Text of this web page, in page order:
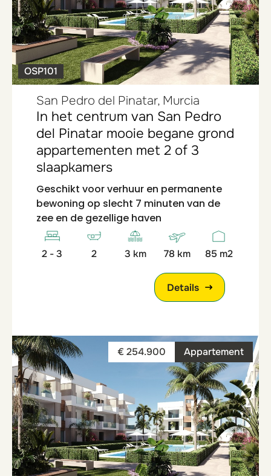
OSP101
San Pedro del Pinatar, Murcia
In het centrum van San Pedro
del Pinatar mooie begane grond
appartementen met 2 of 3
slaapkamers
Geschikt voor verhuur en permanente
bewoning op slecht 7 minuten van de
zee en de gezellige haven
2 - 3 2 3 km 78 km 85 m2
Details
Appartement
€ 254.900